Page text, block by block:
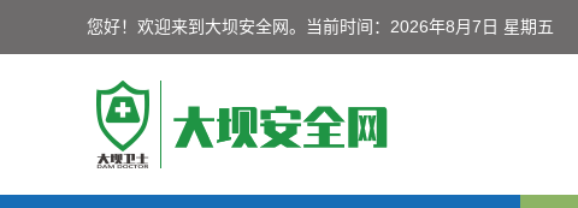
您好！欢迎来到大坝安全网。 当前时间：2026年8月7日 星期五